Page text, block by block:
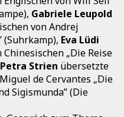
Gabriele Leupold
von Andrej
(Suhrkamp), Eva Lüdi
„Die Reise
Petra Strien übersetzte
de Cervantes „Die
Sigismunda” (Die